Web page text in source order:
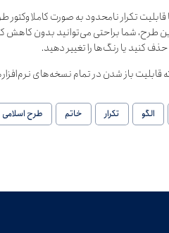
تکرار نامحدود به صورت کاملا
طرح، شما براحتی می‌توانید بدون کاهش
کنید یا رنگ‌ها را تغییر دهید.
الگو تکرار خاتم طرح اسلامی